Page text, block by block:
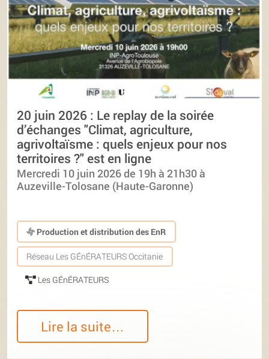
20 juin 2026 : Le replay de la soirée
d’échanges "Climat, agriculture,
agrivoltaïsme : quels enjeux pour nos
territoires ?" est en ligne
Mercredi 10 juin 2026 de 19h à 21h30 à
Auzeville-Tolosane (Haute-Garonne)
Production et distribution des EnR
Réseau Les GÉnÉRATEURS Occitanie
Les GÉnÉRATEURS
Lire la suite…